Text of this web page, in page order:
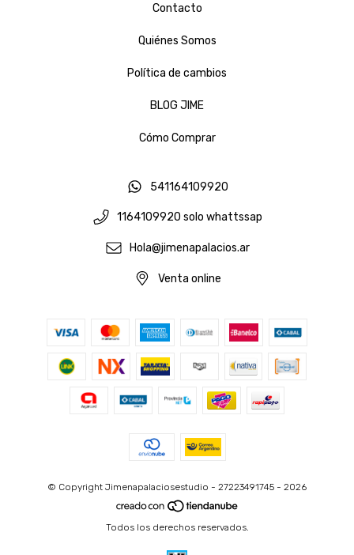
Contacto
Quiénes Somos
Política de cambios
BLOG JIME
Cómo Comprar
541164109920
1164109920 solo whattssap
Hola@jimenapalacios.ar
Venta online
© Copyright Jimenapalaciosestudio - 27223491745 - 2026
Todos los derechos reservados.